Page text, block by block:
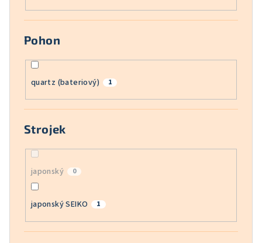
Pohon
quartz (bateriový) 1
Strojek
japonský 0
japonský SEIKO 1